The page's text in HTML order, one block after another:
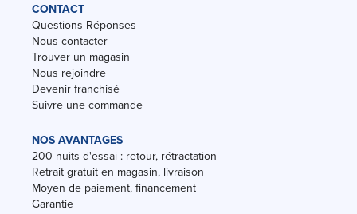
CONTACT
Questions-Réponses
Nous contacter
Trouver un magasin
Nous rejoindre
Devenir franchisé
Suivre une commande
NOS AVANTAGES
200 nuits d'essai : retour, rétractation
Retrait gratuit en magasin, livraison
Moyen de paiement, financement
Garantie